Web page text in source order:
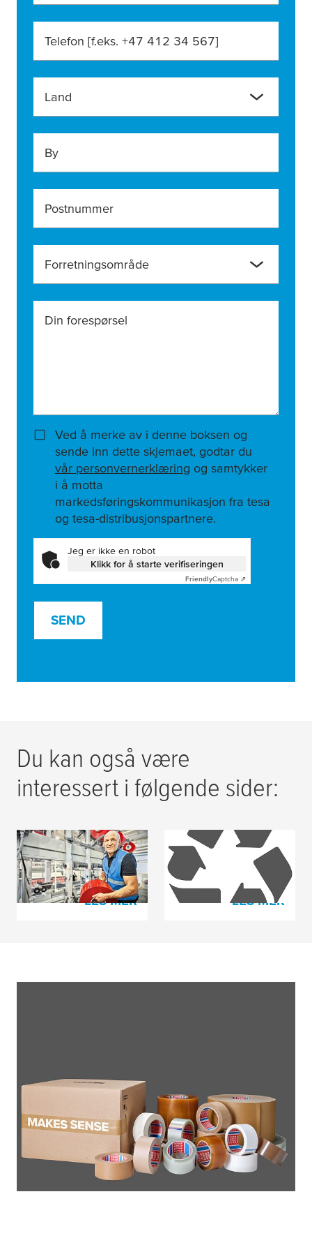
Telefon [f.eks. +47 412 34 567]
Land
By
Postnummer
Forretningsområde
Din forespørsel
Ved å merke av i denne boksen og
sende inn dette skjemaet, godtar du
vår personvernerklæring og samtykker
i å motta
markedsføringskommunikasjon fra tesa
og tesa-distribusjonspartnere.
Jeg er ikke en robot
Klikk for å starte verifiseringen
FriendlyCaptcha ⇗
SEND
Du kan også være
interessert i følgende sider:
Designtape til
bølgepapp
LES MER
Nytenkning rundt
pakkeåpning
LES MER